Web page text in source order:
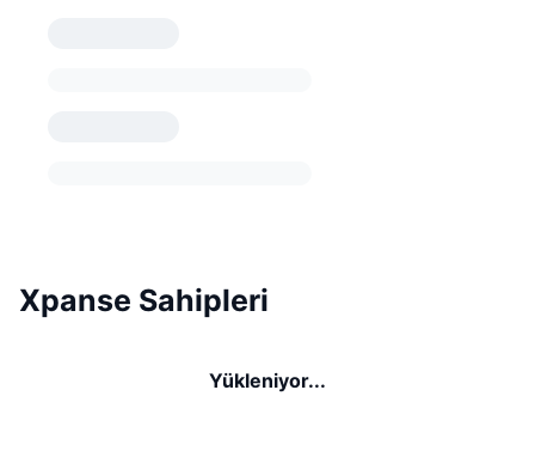
Xpanse Sahipleri
Yükleniyor...